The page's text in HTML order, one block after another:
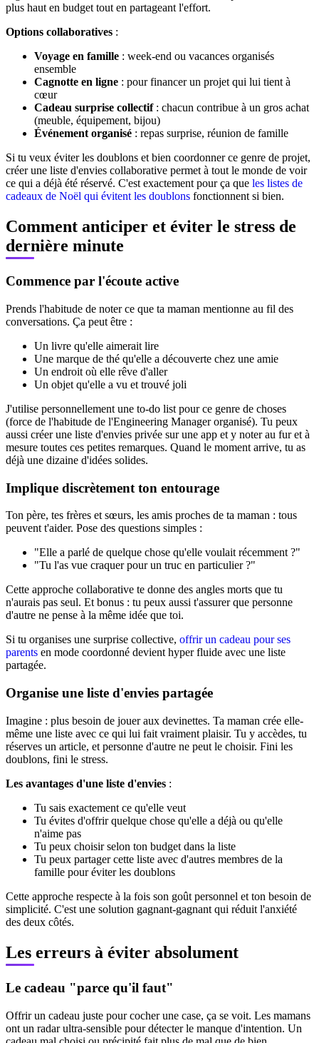
plus haut en budget tout en partageant l'effort.
Options collaboratives :
Voyage en famille : week-end ou vacances organisés
ensemble
Cagnotte en ligne : pour financer un projet qui lui tient à
cœur
Cadeau surprise collectif: chacun contribue à un gros achat
(meuble, équipement, bijou)
Événement organisé : repas surprise, réunion de famille
Si tu veux éviter les doublons et bien coordonner ce genre de projet,
créer une liste d'envies collaborative permet à tout le monde de voir
ce qui a déjà été réservé. C'est exactement pour ça que les listes de
cadeaux de Noël qui évitent les doublons fonctionnent si bien.
Comment anticiper et éviter le stress de
dernière minute
Commence par l'écoute active
Prends l'habitude de noter ce que ta maman mentionne au fil des
conversations. Ça peut être :
Un livre qu'elle aimerait lire
Une marque de thé qu'elle a découverte chez une amie
Un endroit où elle rêve d'aller
Un objet qu'elle a vu et trouvé joli
J'utilise personnellement une to-do list pour ce genre de choses
(force de l'habitude de l'Engineering Manager organisé). Tu peux
aussi créer une liste d'envies privée sur une app et y noter au fur et à
mesure toutes ces petites remarques. Quand le moment arrive, tu as
déjà une dizaine d'idées solides.
Implique discrètement ton entourage
Ton père, tes frères et sœurs, les amis proches de ta maman : tous
peuvent t'aider. Pose des questions simples :
"Elle a parlé de quelque chose qu'elle voulait récemment ?"
"Tu l'as vue craquer pour un truc en particulier ?"
Cette approche collaborative te donne des angles morts que tu
n'aurais pas seul. Et bonus : tu peux aussi t'assurer que personne
d'autre ne pense à la même idée que toi.
Si tu organises une surprise collective, offrir un cadeau pour ses
parents en mode coordonné devient hyper fluide avec une liste
partagée.
Organise une liste d'envies partagée
Imagine : plus besoin de jouer aux devinettes. Ta maman crée elle-
même une liste avec ce qui lui fait vraiment plaisir. Tu y accèdes, tu
réserves un article, et personne d'autre ne peut le choisir. Fini les
doublons, fini le stress.
Les avantages d'une liste d'envies :
Tu sais exactement ce qu'elle veut
Tu évites d'offrir quelque chose qu'elle a déjà ou qu'elle
n'aime pas
Tu peux choisir selon ton budget dans la liste
Tu peux partager cette liste avec d'autres membres de la
famille pour éviter les doublons
Cette approche respecte à la fois son goût personnel et ton besoin de
simplicité. C'est une solution gagnant-gagnant qui réduit l'anxiété
des deux côtés.
Les erreurs à éviter absolument
Le cadeau "parce qu'il faut"
Offrir un cadeau juste pour cocher une case, ça se voit. Les mamans
ont un radar ultra-sensible pour détecter le manque d'intention. Un